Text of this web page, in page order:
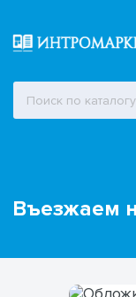
Въезжаем